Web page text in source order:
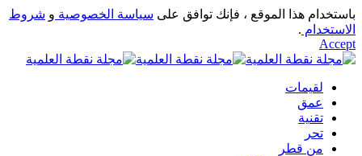
باستخدام هذا الموقع ، فإنك توافق على سياسة الخصوصية و شروط
الاستخدام .
Accept
لقيمات
عمق
تقنية
تحر
من قطر